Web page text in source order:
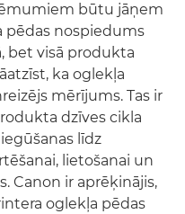
būtu jāņem
pēdas nospiedums
bet visā produkta
ka oglekļa
mērījums. Tas ir
dzīves cikla
līdz
lietošanai un
Canon ir aprēķinājis,
oglekļa pēdas